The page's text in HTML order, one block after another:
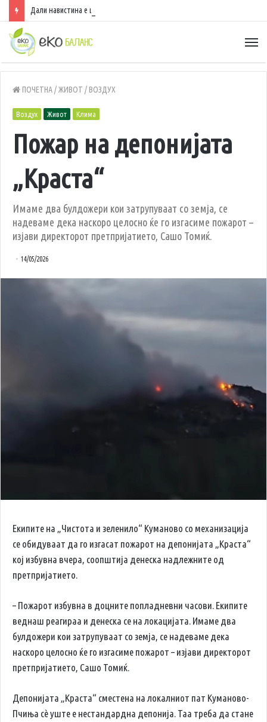
Дали навистина е штетно да спиете со вклучен вентилатор?
ПОЧЕТНА/ЖИВОТ / ВОЗДУХ
Воздух Живот Клима
Пожар на депонијата
„Краста“
Имаме два булдожери кои затрупуваат со земја, се
надеваме дека наскоро целосно ќе го изгасиме пожарот –
изјави директорот претпријатието, Сашо Томиќ.
14/05/2026
Екипите на „Чистота и зеленило“ Куманово со механизација
се обидуваат да го изгасат пожарот на депонијата „Краста“
кој избувна вчера, соопштија денеска надлежните од
претпријатието.
– Пожарот избувна в доцните попладневни часови. Екипите
веднаш реагираа и денеска се на локацијата. Имаме два
булдожери кои затрупуваат со земја, се надеваме дека
наскоро целосно ќе го изгасиме пожарот – изјави директорот
претпријатието, Сашо Томиќ.
Депонијата „Краста“ сместена на локалниот пат Куманово-
Пчиња сè уште е нестандардна депонија. Таа треба да стане